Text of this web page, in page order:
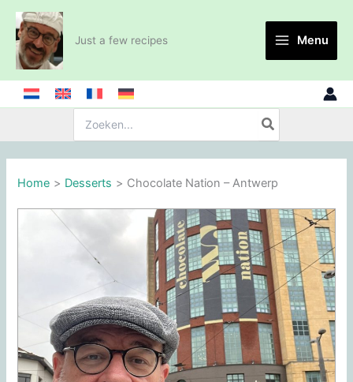
Skip
content
Just a few recipes Menu
for:
Home Desserts Chocolate Nation – Antwerp